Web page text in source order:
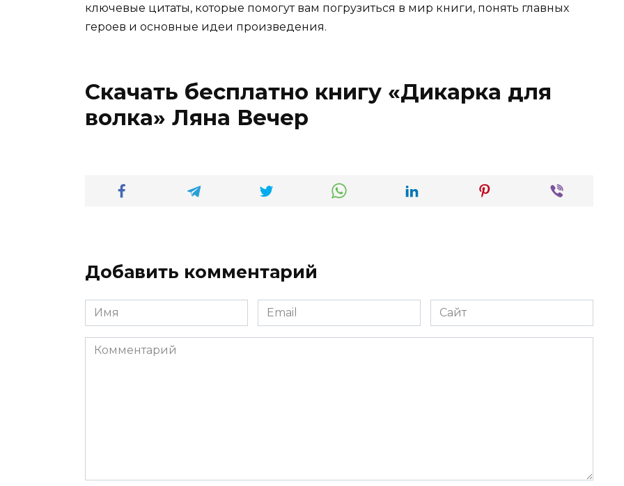
ключевые цитаты, которые помогут вам погрузиться в мир книги, понять главных
героев и основные идеи произведения.
Скачать бесплатно книгу «Дикарка для
волка» Ляна Вечер
Добавить комментарий
Имя
*
Email
*
Сайт
Комментарий